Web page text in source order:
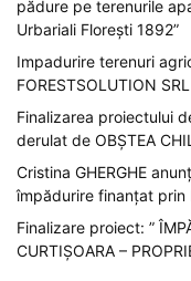
pădure pe terenurile
Urbariali Florești 1892”
Impadurire terenuri
FORESTSOLUTION SRL
Finalizarea proiectului
derulat de OBȘTEA
Cristina GHERGHE
împădurire finanțat prin
Finalizare proiect: ”
CURTIȘOARA –